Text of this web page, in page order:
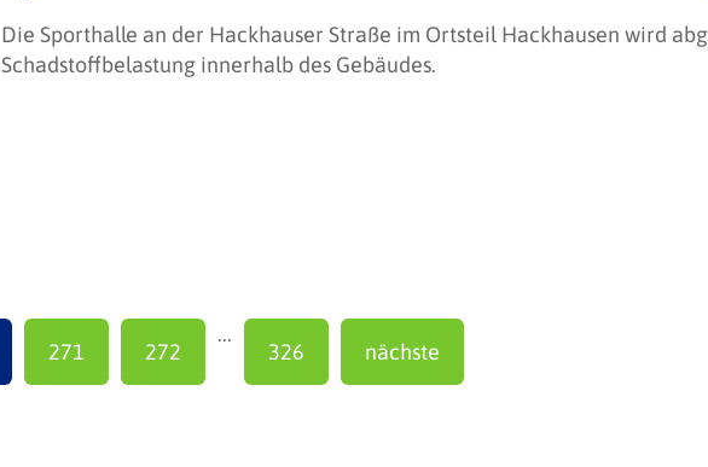
Die Sporthalle an der Hackhauser Straße im Ortsteil Hackhausen wird
Schadstoffbelastung innerhalb des Gebäudes.
271 272
...
326 nächste